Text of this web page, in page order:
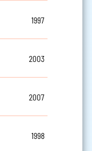
1997
2003
2007
1998